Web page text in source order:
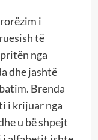
i
të
nga
dhe jashtë
Brenda
i krijuar nga
u bë shpejt